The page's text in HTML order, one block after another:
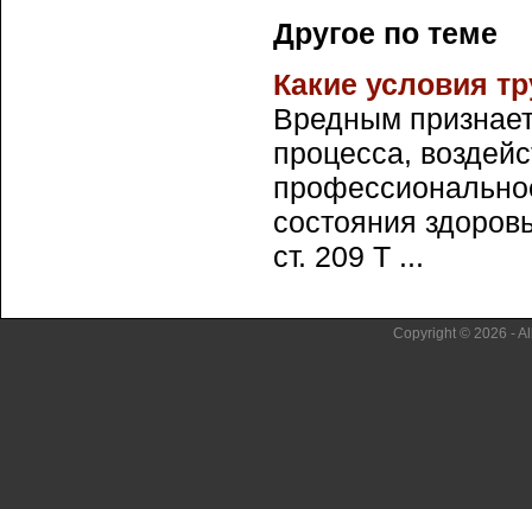
Другое по теме
Какие условия
Вредным
процесса,
состояния
ст. 209 Т ...
Copyright © 2026 -